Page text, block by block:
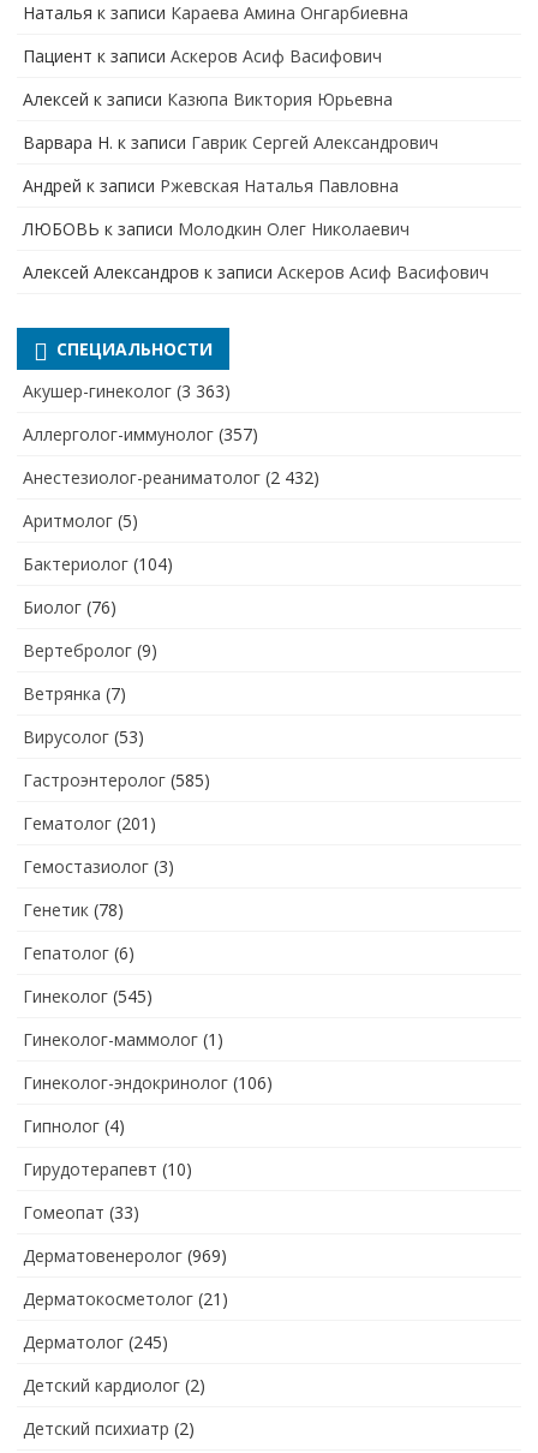
Наталья к записи Караева Амина Онгарбиевна
Пациент к записи Аскеров Асиф Васифович
Алексей к записи Казюпа Виктория Юрьевна
Варвара Н. к записи Гаврик Сергей Александрович
Андрей к записи Ржевская Наталья Павловна
ЛЮБОВЬ к записи Молодкин Олег Николаевич
Алексей Александров к записи Аскеров Асиф Васифович
СПЕЦИАЛЬНОСТИ
Акушер-гинеколог (3 363)
Аллерголог-иммунолог (357)
Анестезиолог-реаниматолог (2 432)
Аритмолог (5)
Бактериолог (104)
Биолог (76)
Вертебролог (9)
Ветрянка (7)
Вирусолог (53)
Гастроэнтеролог (585)
Гематолог (201)
Гемостазиолог (3)
Генетик (78)
Гепатолог (6)
Гинеколог (545)
Гинеколог-маммолог (1)
Гинеколог-эндокринолог (106)
Гипнолог (4)
Гирудотерапевт (10)
Гомеопат (33)
Дерматовенеролог (969)
Дерматокосметолог (21)
Дерматолог (245)
Детский кардиолог (2)
Детский психиатр (2)